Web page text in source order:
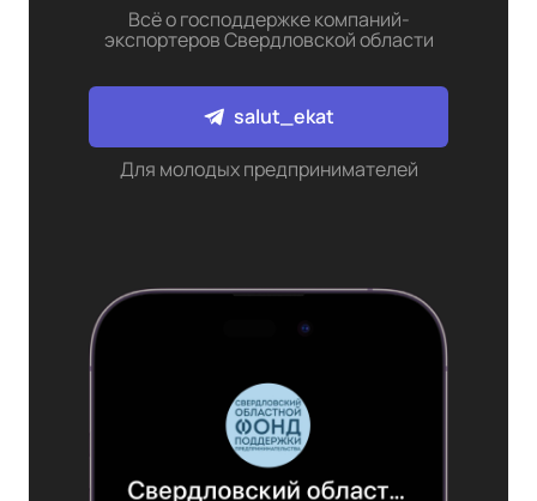
Всё о господдержке компаний-
экспортеров Свердловской области
salut_ekat
Для молодых предпринимателей